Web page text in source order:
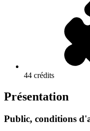
44 crédits
Présentation
Public, conditions